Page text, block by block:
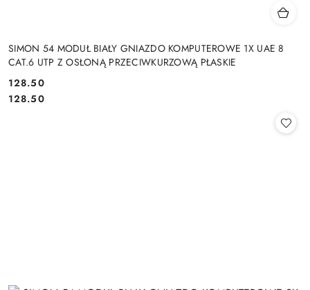
SIMON 54 MODUŁ BIAŁY GNIAZDO KOMPUTEROWE 1X UAE 8
CAT.6 UTP Z OSŁONĄ PRZECIWKURZOWĄ PŁASKIE
Cena:
128.50
Cena:
128.50